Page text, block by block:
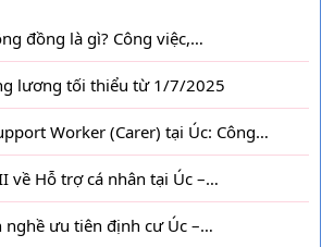
đồng là gì? Công việc,…
lương tối thiểu từ 1/7/2025
Worker (Carer) tại Úc: Công…
về Hỗ trợ cá nhân tại Úc –…
nghề ưu tiên định cư Úc –…